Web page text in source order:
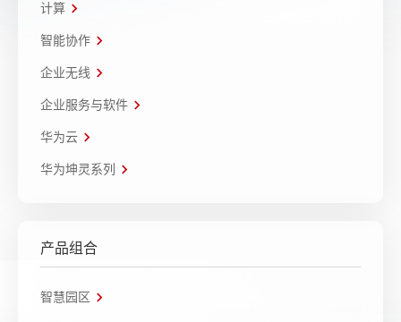
计算
智能协作
企业无线
企业服务与软件
华为云
华为坤灵系列
产品组合
智慧园区